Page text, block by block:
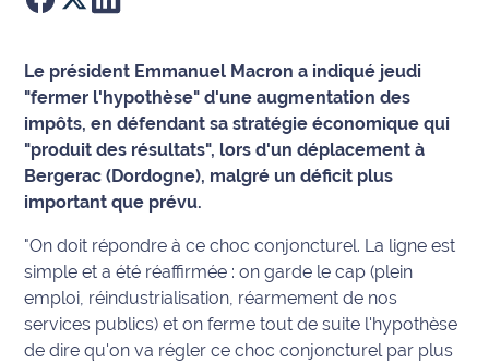
Culture
Économie
Éducation
Environnement
Info
route
Justice
Le président Emmanuel Macron a indiqué jeudi
"fermer l'hypothèse" d'une augmentation des
impôts, en défendant sa stratégie économique qui
"produit des résultats", lors d'un déplacement à
Bergerac (Dordogne), malgré un déficit plus
important que prévu.
"On doit répondre à ce choc conjoncturel. La ligne est
simple et a été réaffirmée : on garde le cap (plein
emploi, réindustrialisation, réarmement de nos
services publics) et on ferme tout de suite l'hypothèse
de dire qu'on va régler ce choc conjoncturel par plus